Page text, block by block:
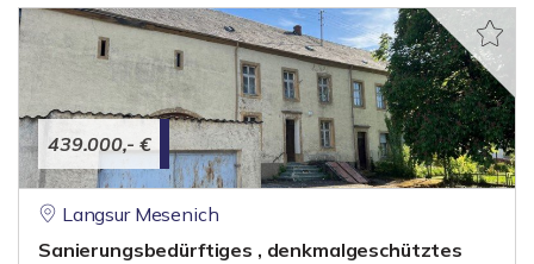
439.000,- €
Langsur Mesenich
Sanierungsbedürftiges , denkmalgeschütztes